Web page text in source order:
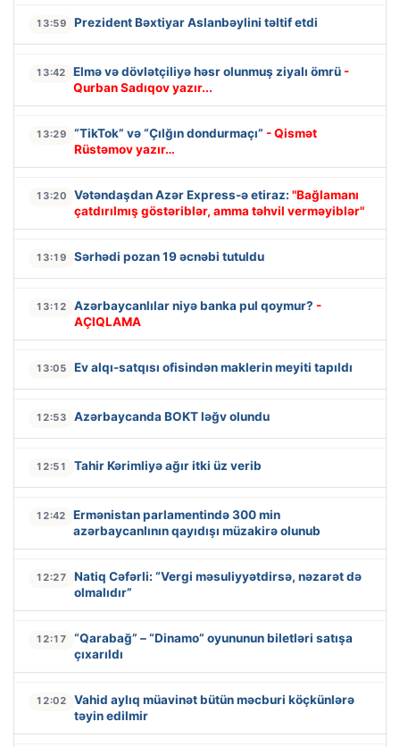
13:59 Prezident Bəxtiyar Aslanbəylini təltif etdi
13:42 Elmə və dövlətçiliyə həsr olunmuş ziyalı ömrü -
Qurban Sadıqov yazır...
13:29 “TikTok” və “Çılğın dondurmaçı” - Qismət
Rüstəmov yazır…
13:20 Vətəndaşdan Azər Express-ə etiraz: "Bağlamanı
çatdırılmış göstəriblər, amma təhvil verməyiblər"
13:19 Sərhədi pozan 19 əcnəbi tutuldu
13:12 Azərbaycanlılar niyə banka pul qoymur? -
AÇIQLAMA
13:05 Ev alqı-satqısı ofisindən maklerin meyiti tapıldı
12:53 Azərbaycanda BOKT ləğv olundu
12:51 Tahir Kərimliyə ağır itki üz verib
12:42
Ermənistan parlamentində 300 min
azərbaycanlının qayıdışı müzakirə olunub
12:27
Natiq Cəfərli: “Vergi məsuliyyətdirsə, nəzarət də
olmalıdır”
12:17
“Qarabağ” – “Dinamo” oyununun biletləri satışa
çıxarıldı
12:02
Vahid aylıq müavinət bütün məcburi köçkünlərə
təyin edilmir